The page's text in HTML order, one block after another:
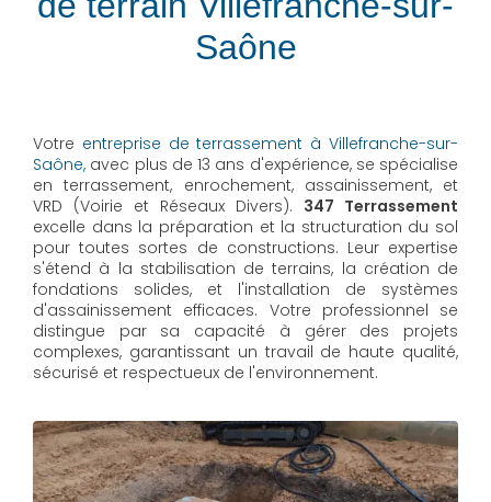
Saône
Votre entreprise de terrassement à Villefranche-sur-
Saône, avec plus de 13 ans d'expérience, se spécialise
en terrassement, enrochement, assainissement, et
VRD (Voirie et Réseaux Divers). 347 Terrassement
excelle dans la préparation et la structuration du sol
pour toutes sortes de constructions. Leur expertise
s'étend à la stabilisation de terrains, la création de
fondations solides, et l'installation de systèmes
d'assainissement efficaces. Votre professionnel se
distingue par sa capacité à gérer des projets
complexes, garantissant un travail de haute qualité,
sécurisé et respectueux de l'environnement.